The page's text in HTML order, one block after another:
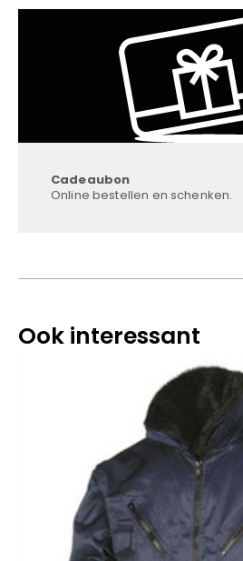
Cadeaubon
Online bestellen en schenken.
Ook interessant